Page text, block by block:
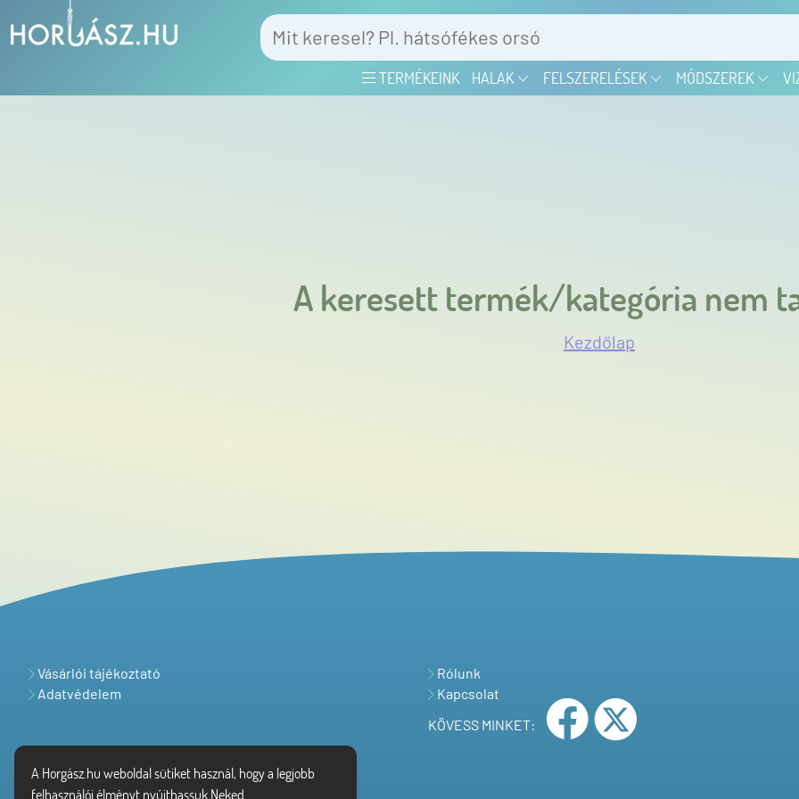
A Horgász.hu weboldal sütiket használ, hogy a legjobb
felhasználói élményt nyújthassuk Neked.
TERMÉKEINK HALAK FELSZERELÉSEK MÓDSZEREK
A keresett termék/kategória nem
Kezdőlap
Vásárlói tájékoztató
Adatvédelem
Rólunk
Kapcsolat
KÖVESS MINKET: